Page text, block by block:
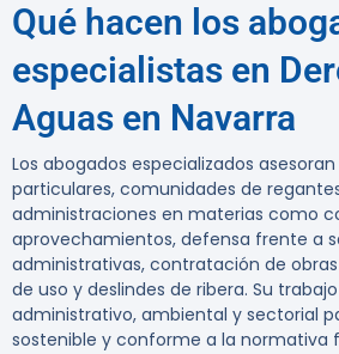
Qué hacen los
especialistas en
Aguas en Navarra
Los abogados especializados
particulares, comunidades de
administraciones en materias como
aprovechamientos, defensa frente a
administrativas, contratación de
de uso y deslindes de ribera. Su
administrativo, ambiental y sectorial
sostenible y conforme a la normativa